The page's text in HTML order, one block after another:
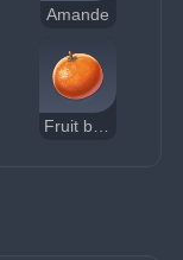
Amande
Fruit bullé